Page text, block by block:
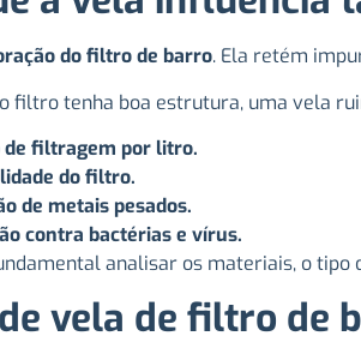
do filtro de barro. Ela retém
filtro tenha boa estrutura, uma vela
de filtragem por litro.
do filtro.
de metais pesados.
contra bactérias e vírus.
analisar os materiais, o
vela de filtro de